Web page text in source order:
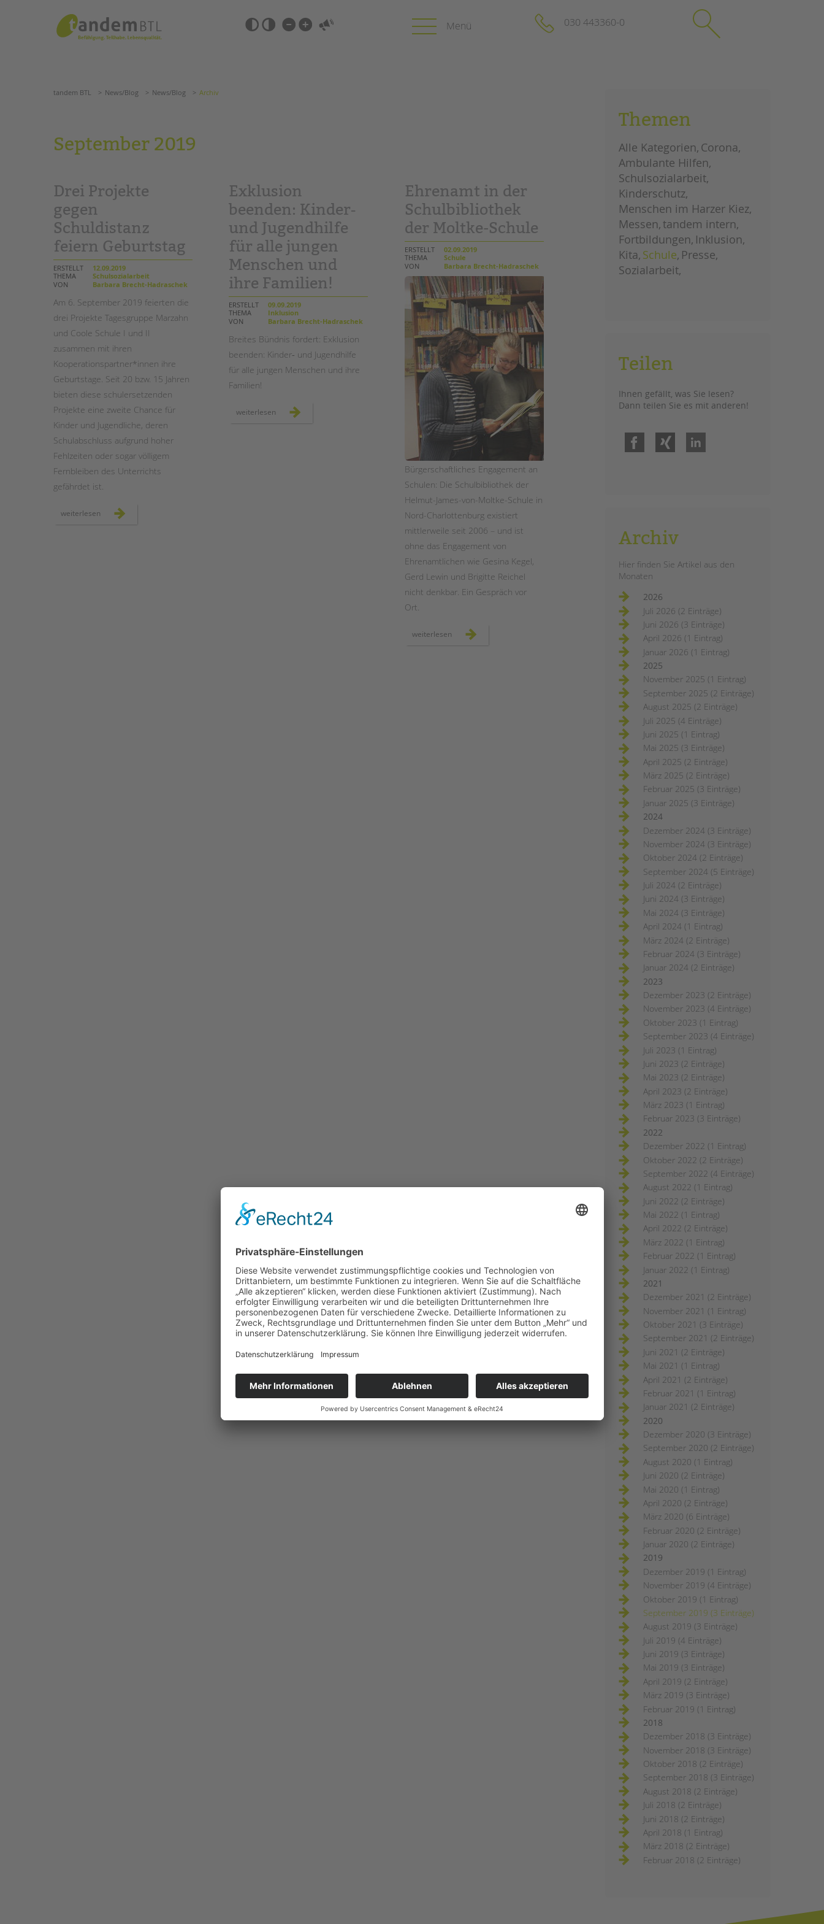
Barrierefrei-
Einstellungen
überspringen
ANGEBOTE
KITA & FRÜHE HILFEN
Grundschulen
Oberschulen
Förderzentren
Kollegs
EFöB
Schulbezogene Sozialarbeit
Tagesgruppen
HILFEN ZUR ERZIEHUNG
BETREUTES WOHNEN
TANDEM BTL AKADEMIE
Zertfikatskurse
Seminarkalender
Seminarräume
STADTTEILARBEIT
Gesellschafter VdK
schoolcoach BTL
tandem international
NEWS/BLOG
unkuerzbar
Briefe an Kai
PRESSE
Magazin
Impressum
Datenschutz
Hinweisgebersystem
Intranet
tandem BTL News/Blog schließen
030 443360-0
Suchen
tandem BTL News/Blog News/Blog Archiv
September 2019
Drei Projekte
gegen
Schuldistanz
feiern Geburtstag
ERSTELLT
12.09.2019
THEMA
Schulsozialarbeit
VON
Barbara Brecht-Hadraschek
Am 6. September 2019 feierten die
drei Projekte Tagesgruppe Marzahn
und Coole Schule I und II
zusammen mit ihren
Kooperationspartner*innen ihre
Geburtstage. Seit 20 bzw. 15 Jahren
bieten diese schulersetzenden
Projekte eine zweite Chance für
Kinder und Jugendliche, deren
Schulabschluss aufgrund hoher
Fehlzeiten oder sogar völligem
Fernbleiben des Unterrichts
gefährdet ist.
weiterlesen
projekte
Exklusion
beenden: Kinder‐
und Jugendhilfe
für alle jungen
Menschen und
ihre Familien!
ERSTELLT
09.09.2019
THEMA
Inklusion
VON
Barbara Brecht-Hadraschek
Breites Bündnis fordert: Exklusion
beenden: Kinder‐ und Jugendhilfe
für alle jungen Menschen und ihre
Familien!
weiterlesen exklusion
beenden:
Ehrenamt in der
Schulbibliothek
der Moltke-Schule
ERSTELLT
02.09.2019
THEMA
Schule
VON
Barbara Brecht-Hadraschek
Bürgerschaftliches Engagement an
Schulen: Die Schulbibliothek der
Helmut-James-von-Moltke-Schule in
Nord-Charlottenburg existiert
mittlerweile seit 2006 – und ist
ohne das Engagement von
Ehrenamtlichen wie Gesina Kegel,
Gerd Lewin und Brigitte Reichel
nicht denkbar. Ein Gespräch vor
Ort.
weiterlesen ehrenamt
Themen
Alle Kategorien Corona
Ambulante Hilfen
Schulsozialarbeit
Kinderschutz
Menschen im Harzer Kiez
Messen tandem intern
Fortbildungen Inklusion
Kita Schule Presse
Sozialarbeit
Teilen
Ihnen gefällt, was Sie lesen?
Dann teilen Sie es mit anderen!
Facebook
Archiv
Hier finden Sie Artikel aus den
Monaten
2026
Juli 2026 (2 Einträge)
Juni 2026 (3 Einträge)
April 2026 (1 Eintrag)
Januar 2026 (1 Eintrag)
2025
November 2025 (1 Eintrag)
September 2025 (2 Einträge)
August 2025 (2 Einträge)
Juli 2025 (4 Einträge)
Juni 2025 (1 Eintrag)
Mai 2025 (3 Einträge)
April 2025 (2 Einträge)
März 2025 (2 Einträge)
Februar 2025 (3 Einträge)
Januar 2025 (3 Einträge)
2024
Dezember 2024 (3 Einträge)
November 2024 (3 Einträge)
Oktober 2024 (2 Einträge)
September 2024 (5 Einträge)
Juli 2024 (2 Einträge)
Juni 2024 (3 Einträge)
Mai 2024 (3 Einträge)
April 2024 (1 Eintrag)
März 2024 (2 Einträge)
Februar 2024 (3 Einträge)
Januar 2024 (2 Einträge)
2023
Dezember 2023 (2 Einträge)
November 2023 (4 Einträge)
Oktober 2023 (1 Eintrag)
September 2023 (4 Einträge)
Juli 2023 (1 Eintrag)
Juni 2023 (2 Einträge)
Mai 2023 (2 Einträge)
April 2023 (2 Einträge)
März 2023 (1 Eintrag)
Februar 2023 (3 Einträge)
2022
Dezember 2022 (1 Eintrag)
Oktober 2022 (2 Einträge)
September 2022 (4 Einträge)
August 2022 (1 Eintrag)
Juni 2022 (2 Einträge)
Mai 2022 (1 Eintrag)
April 2022 (2 Einträge)
März 2022 (1 Eintrag)
Februar 2022 (1 Eintrag)
Januar 2022 (1 Eintrag)
2021
Dezember 2021 (2 Einträge)
November 2021 (1 Eintrag)
Oktober 2021 (3 Einträge)
September 2021 (2 Einträge)
Juni 2021 (2 Einträge)
Mai 2021 (1 Eintrag)
April 2021 (2 Einträge)
Februar 2021 (1 Eintrag)
Januar 2021 (2 Einträge)
2020
Dezember 2020 (3 Einträge)
September 2020 (2 Einträge)
August 2020 (1 Eintrag)
Juni 2020 (2 Einträge)
Mai 2020 (1 Eintrag)
April 2020 (2 Einträge)
März 2020 (6 Einträge)
Februar 2020 (2 Einträge)
Januar 2020 (2 Einträge)
2019
Dezember 2019 (1 Eintrag)
November 2019 (4 Einträge)
Oktober 2019 (1 Eintrag)
September 2019 (3 Einträge)
August 2019 (3 Einträge)
Juli 2019 (4 Einträge)
Juni 2019 (3 Einträge)
Mai 2019 (3 Einträge)
April 2019 (2 Einträge)
März 2019 (3 Einträge)
Februar 2019 (1 Eintrag)
2018
Dezember 2018 (3 Einträge)
November 2018 (3 Einträge)
Oktober 2018 (2 Einträge)
September 2018 (3 Einträge)
August 2018 (2 Einträge)
Juli 2018 (2 Einträge)
Juni 2018 (2 Einträge)
April 2018 (1 Eintrag)
März 2018 (2 Einträge)
Februar 2018 (2 Einträge)